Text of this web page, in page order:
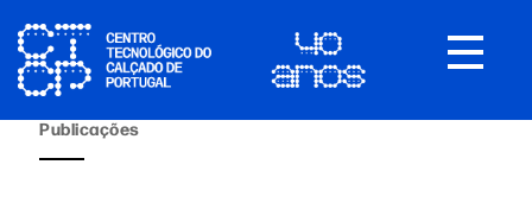
Toggle
Publicações